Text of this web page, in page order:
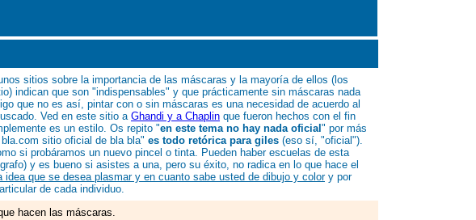
sitios sobre la importancia de las máscaras y la mayoría de ellos (los
indican que son "indispensables" y que prácticamente sin máscaras nada
que no es así, pintar con o sin máscaras es una necesidad de acuerdo al
Ved en este sitio a Ghandi y a Chaplin que fueron hechos con el fin
es un estilo. Os repito "en este tema no hay nada oficial " por más
sitio oficial de bla bla" es todo retórica para giles (eso sí, "oficial").
si probáramos un nuevo pincel o tinta. Pueden haber escuelas de esta
y es bueno si asistes a una, pero su éxito, no radica en lo que hace el
idea que se desea plasmar y en cuanto sabe usted de dibujo y colory por
de cada individuo.
hacen las máscaras.